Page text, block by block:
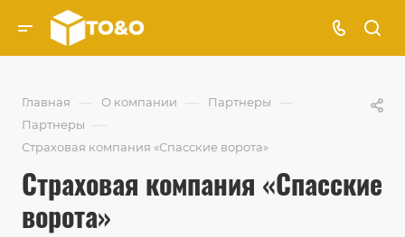
Главная — О компании — Партнеры —
Партнеры —
Страховая компания «Спасские ворота»
Страховая компания «Спасские
ворота»